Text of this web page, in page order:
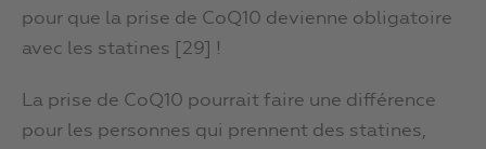
pour que la prise de CoQ10 devienne obligatoire
avec les statines [29] !
La prise de CoQ10 pourrait faire une différence
pour les personnes qui prennent des statines,